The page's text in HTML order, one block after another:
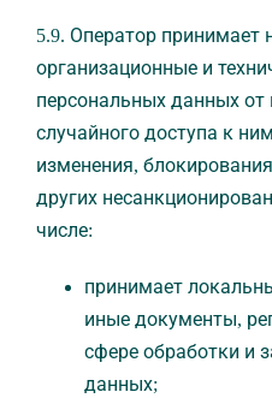
5.9. Оператор
организационные и
персональных данных от
случайного доступа к
изменения,
других
числе:
принимает
иные документы,
сфере обработки и
данных;